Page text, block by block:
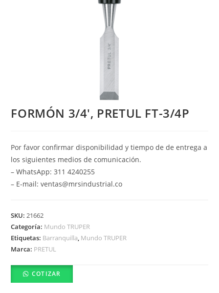
FORMÓN 3/4′, PRETUL FT-3/4P
Por favor confirmar disponibilidad y tiempo de de entrega a
los siguientes medios de comunicación.
– WhatsApp: 311 4240255
– E-mail: ventas@mrsindustrial.co
SKU:21662
Categoría: Mundo TRUPER
Etiquetas: Barranquilla, Mundo TRUPER
Marca: PRETUL
COTIZAR